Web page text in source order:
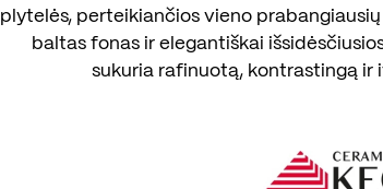
plytelės, perteikiančios vieno
baltas fonas ir elegantiškai
sukuria rafinuotą, kontrastingą